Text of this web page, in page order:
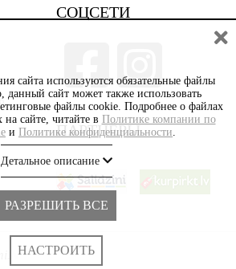
-
СОЦСЕТИ
ПАРТНЁРЫ
сайта используются обязательные файлы
данный сайт может также использовать
файлы cookie. Подробнее о файлах
сайте, читайте в Политике компании по
и Политике конфиденциальности.
Детальное описание
РАЗРЕШИТЬ ВСЕ
НАСТРОИТЬ